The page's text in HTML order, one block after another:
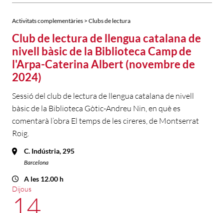
Activitats complementàries > Clubs de lectura
Club de lectura de llengua catalana de
nivell bàsic de la Biblioteca Camp de
l'Arpa-Caterina Albert (novembre de
2024)
Sessió del club de lectura de llengua catalana de nivell
bàsic de la Biblioteca Gòtic-Andreu Nin, en què es
comentarà l’obra El temps de les cireres, de Montserrat
Roig.
C. Indústria, 295
Barcelona
A les 12.00 h
Dijous
14